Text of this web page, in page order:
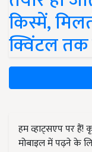
किस्में,
क्विंटल तक
हम व्हाट्सएप पर
मोबाइल में पढ़ने के